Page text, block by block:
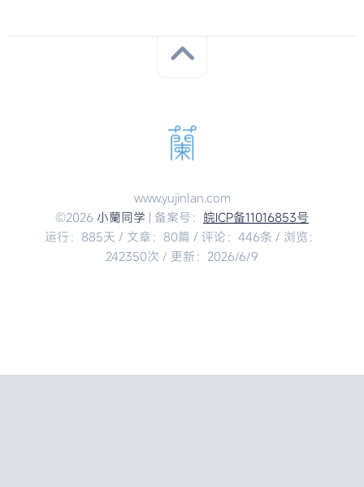
www.yujinlan.com
©2026 小蘭同学 | 备案号： 皖ICP备11016853号
运行：885天 / 文章：80篇 / 评论：446条 / 浏览：
242350次 / 更新：2026/6/9